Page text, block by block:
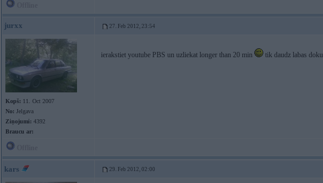
jurxx 27. Feb 2012, 23:54
Kopš: 11. Oct 2007
No: Jelgava
Ziņojumi: 4392
Braucu ar:
ierakstiet youtube PBS un uzliekat longer than 20 min tik daudz labas
kars 29. Feb 2012, 02:00